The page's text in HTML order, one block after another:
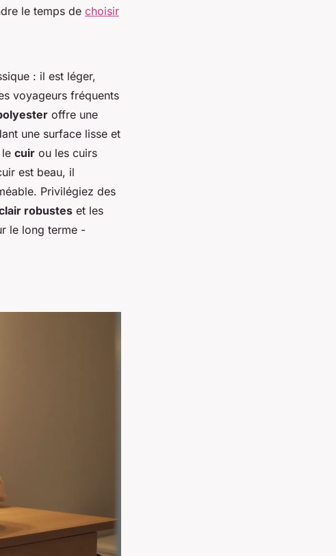
le temps de choisir
: il est léger,
voyageurs fréquents
offre une
une surface lisse et
cuir ou les cuirs
est beau, il
Privilégiez des
robustes et les
le long terme -